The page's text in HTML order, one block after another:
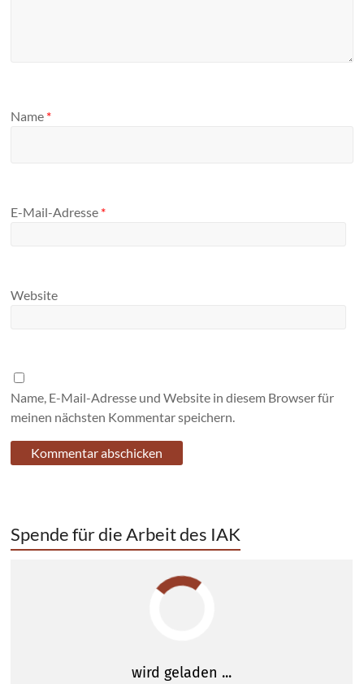
Name *
E-Mail-Adresse *
Website
Name, E-Mail-Adresse und Website in diesem Browser für
meinen nächsten Kommentar speichern.
Spende für die Arbeit des IAK